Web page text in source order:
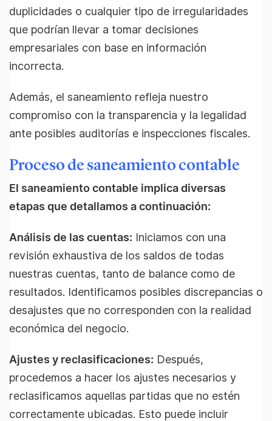
duplicidades o cualquier tipo de irregularidades
que podrían llevar a tomar decisiones
empresariales con base en información
incorrecta.
Además, el saneamiento refleja nuestro
compromiso con la transparencia y la legalidad
ante posibles auditorías e inspecciones fiscales.
Proceso de saneamiento contable
El saneamiento contable implica diversas
etapas que detallamos a continuación:
Análisis de las cuentas: Iniciamos con una
revisión exhaustiva de los saldos de todas
nuestras cuentas, tanto de balance como de
resultados. Identificamos posibles discrepancias o
desajustes que no corresponden con la realidad
económica del negocio.
Ajustes y reclasificaciones: Después,
procedemos a hacer los ajustes necesarios y
reclasificamos aquellas partidas que no estén
correctamente ubicadas. Esto puede incluir